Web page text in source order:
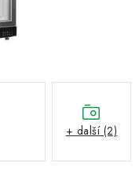
Garance nejnižší ceny
+ další (2)